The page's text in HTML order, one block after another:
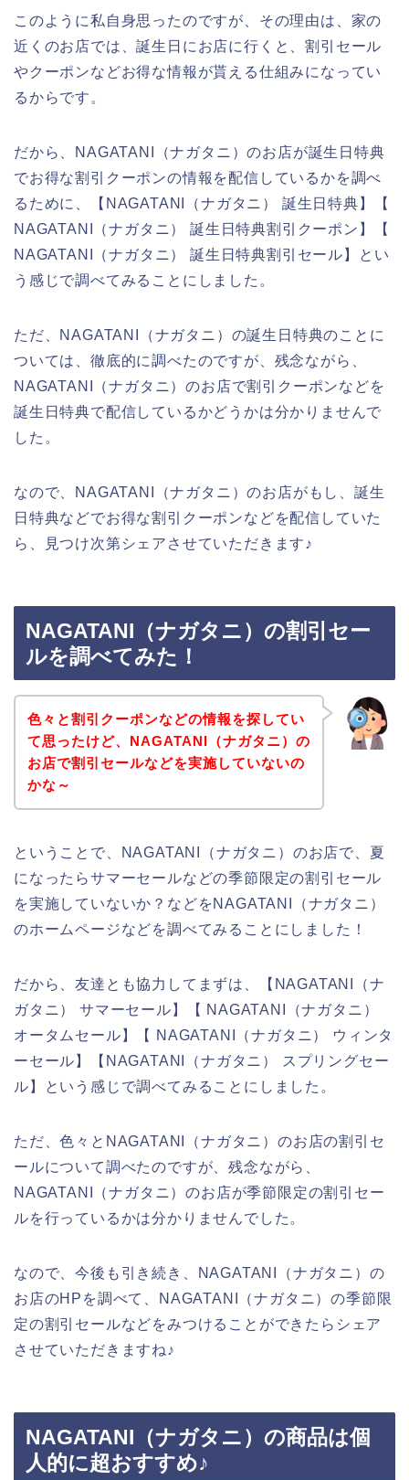
このように私自身思ったのですが、その理由は、家の
近くのお店では、誕生日にお店に行くと、割引セール
やクーポンなどお得な情報が貰える仕組みになってい
るからです。
だから、NAGATANI（ナガタニ）のお店が誕生日特典
でお得な割引クーポンの情報を配信しているかを調べ
るために、【NAGATANI（ナガタニ） 誕生日特典】【
NAGATANI（ナガタニ） 誕生日特典割引クーポン】【
NAGATANI（ナガタニ） 誕生日特典割引セール】とい
う感じで調べてみることにしました。
ただ、NAGATANI（ナガタニ）の誕生日特典のことに
ついては、徹底的に調べたのですが、残念ながら、
NAGATANI（ナガタニ）のお店で割引クーポンなどを
誕生日特典で配信しているかどうかは分かりませんで
した。
なので、NAGATANI（ナガタニ）のお店がもし、誕生
日特典などでお得な割引クーポンなどを配信していた
ら、見つけ次第シェアさせていただきます♪
NAGATANI（ナガタニ）の割引セー
ルを調べてみた！
色々と割引クーポンなどの情報を探してい
て思ったけど、NAGATANI（ナガタニ）の
お店で割引セールなどを実施していないの
かな～
ということで、NAGATANI（ナガタニ）のお店で、夏
になったらサマーセールなどの季節限定の割引セール
を実施していないか？などをNAGATANI（ナガタニ）
のホームページなどを調べてみることにしました！
だから、友達とも協力してまずは、【NAGATANI（ナ
ガタニ） サマーセール】【 NAGATANI（ナガタニ）
オータムセール】【 NAGATANI（ナガタニ） ウィンタ
ーセール】【NAGATANI（ナガタニ） スプリングセー
ル】という感じで調べてみることにしました。
ただ、色々とNAGATANI（ナガタニ）のお店の割引セ
ールについて調べたのですが、残念ながら、
NAGATANI（ナガタニ）のお店が季節限定の割引セー
ルを行っているかは分かりませんでした。
なので、今後も引き続き、NAGATANI（ナガタニ）の
お店のHPを調べて、NAGATANI（ナガタニ）の季節限
定の割引セールなどをみつけることができたらシェア
させていただきますね♪
NAGATANI（ナガタニ）の商品は個
人的に超おすすめ♪